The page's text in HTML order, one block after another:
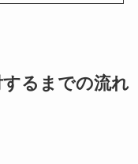
るまでの流れ